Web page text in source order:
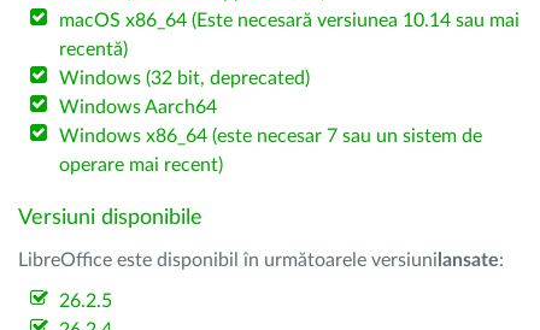
macOS x86_64 (Este necesară versiunea 10.14 sau mai
recentă)
Windows (32 bit, deprecated)
Windows Aarch64
Windows x86_64 (este necesar 7 sau un sistem de
operare mai recent)
Versiuni disponibile
LibreOffice este disponibil în următoarele versiuni lansate:
26.2.5